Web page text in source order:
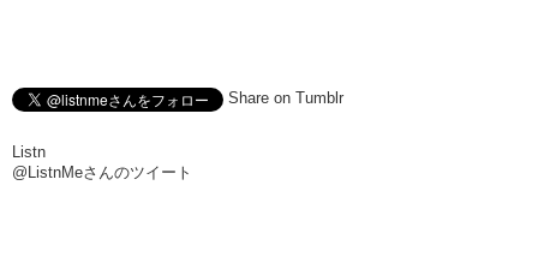
Share on Tumblr
Listn
@ListnMeさんのツイート